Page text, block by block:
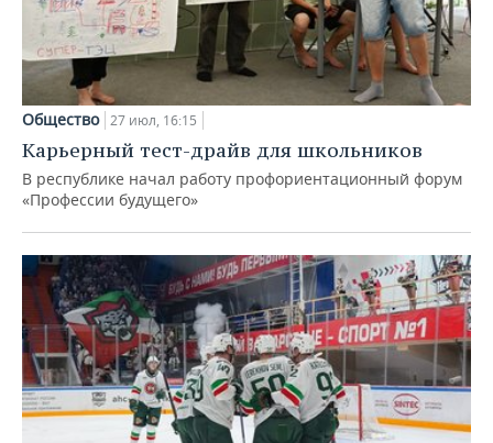
Общество 27 июл, 16:15
Карьерный тест-драйв для школьников
В республике начал работу профориентационный форум
«Профессии будущего»